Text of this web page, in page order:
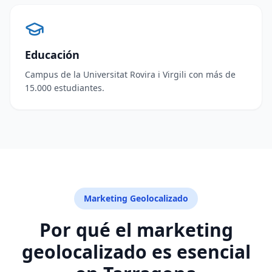
Educación
Campus de la Universitat Rovira i Virgili con más de
15.000 estudiantes.
Marketing Geolocalizado
Por qué el marketing
geolocalizado es esencial